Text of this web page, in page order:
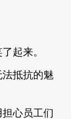
起来。
抵抗的魅
心员工们